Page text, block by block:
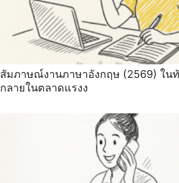
สัมภาษณ์งานภาษาอังกฤษ (2569) ใน
กลายในตลาดแรงง